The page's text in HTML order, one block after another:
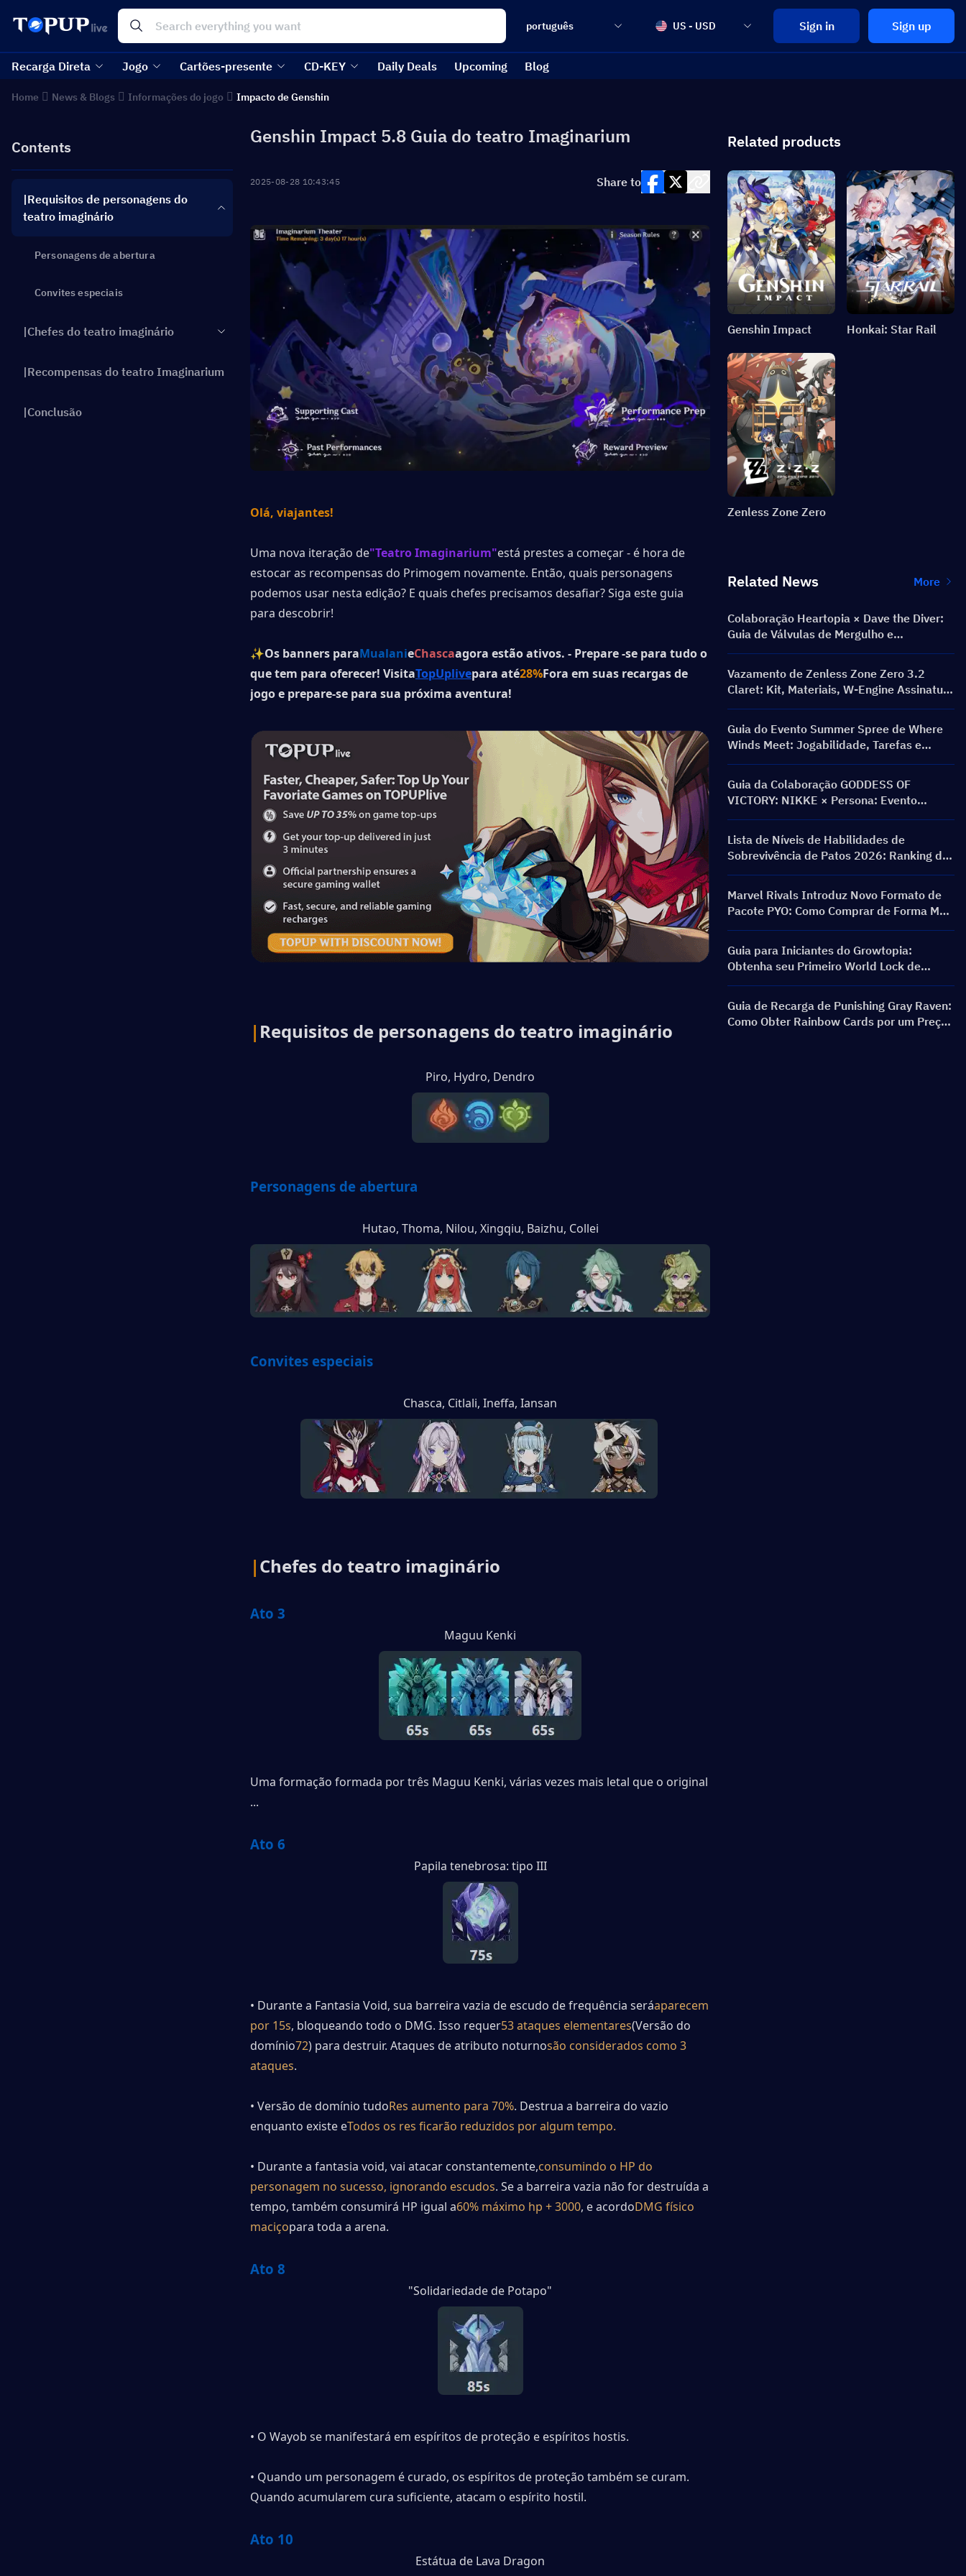
português US - USD Sign in Sign up
Recarga Direta Jogo Cartões-presente CD-KEY Daily Deals Upcoming Blog
Home News & Blogs Informações do jogo Impacto de Genshin
Contents
|Requisitos de personagens do
teatro imaginário
Personagens de abertura
Convites especiais
|Chefes do teatro imaginário
|Recompensas do teatro Imaginarium
|Conclusão
Genshin Impact 5.8 Guia do teatro Imaginarium
2025-08-28 10:43:45 Share to
Olá, viajantes!
Uma nova iteração de"Teatro Imaginarium"está prestes a começar - é hora de
estocar as recompensas do Primogem novamente. Então, quais personagens
podemos usar nesta edição? E quais chefes precisamos desafiar? Siga este guia
para descobrir!
✨Os banners paraMualanieChascaagora estão ativos. - Prepare -se para tudo o
que tem para oferecer! VisitaTopUplivepara até28%Fora em suas recargas de
jogo e prepare-se para sua próxima aventura!
| Requisitos de personagens do teatro imaginário
Piro, Hydro, Dendro
Personagens de abertura
Hutao, Thoma, Nilou, Xingqiu, Baizhu, Collei
Convites especiais
Chasca, Citlali, Ineffa, Iansan
|Chefes do teatro imaginário
Ato 3
Maguu Kenki
Uma formação formada por três Maguu Kenki, várias vezes mais letal que o original
...
Ato 6
Papila tenebrosa: tipo III
• Durante a Fantasia Void, sua barreira vazia de escudo de frequência seráaparecem
por 15s, bloqueando todo o DMG. Isso requer53 ataques elementares(Versão do
domínio72) para destruir. Ataques de atributo noturnosão considerados como 3
ataques.
• Versão de domínio tudoRes aumento para 70%. Destrua a barreira do vazio
enquanto existe eTodos os res ficarão reduzidos por algum tempo.
• Durante a fantasia void, vai atacar constantemente,consumindo o HP do
personagem no sucesso, ignorando escudos. Se a barreira vazia não for destruída a
tempo, também consumirá HP igual a60% máximo hp + 3000, e acordoDMG físico
maciçopara toda a arena.
Ato 8
"Solidariedade de Potapo"
• O Wayob se manifestará em espíritos de proteção e espíritos hostis.
• Quando um personagem é curado, os espíritos de proteção também se curam.
Quando acumularem cura suficiente, atacam o espírito hostil.
Ato 10
Estátua de Lava Dragon
Related products
Genshin Impact Honkai: Star Rail
Zenless Zone Zero
Related News More
Colaboração Heartopia × Dave the Diver:
Guia de Válvulas de Mergulho e
Recompensas
Vazamento de Zenless Zone Zero 3.2
Claret: Kit, Materiais, W-Engine Assinatura
e Mindscape Cinema
Guia do Evento Summer Spree de Where
Winds Meet: Jogabilidade, Tarefas e
Recompensas
Guia da Colaboração GODDESS OF
VICTORY: NIKKE × Persona: Evento
PERSONA ON FRONTLINE, Personagens,
Banners e Recompensas
Lista de Níveis de Habilidades de
Sobrevivência de Patos 2026: Ranking das
Melhores Habilidades e Guia de Build
Marvel Rivals Introduz Novo Formato de
Pacote PYO: Como Comprar de Forma Mais
Inteligente na Atualização da Loja da
Temporada 9.5
Guia para Iniciantes do Growtopia:
Obtenha seu Primeiro World Lock de
Forma Rápida e Segura
Guia de Recarga de Punishing Gray Raven:
Como Obter Rainbow Cards por um Preço